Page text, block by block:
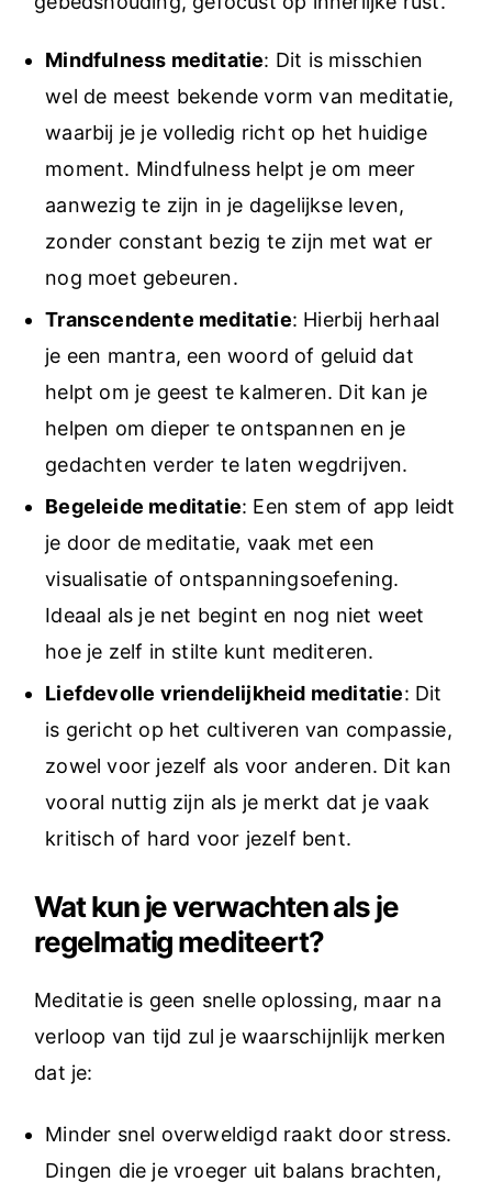
Mindfulness meditatie: Dit is misschien
wel de meest bekende vorm van meditatie,
waarbij je je volledig richt op het huidige
moment. Mindfulness helpt je om meer
aanwezig te zijn in je dagelijkse leven,
zonder constant bezig te zijn met wat er
nog moet gebeuren.
Transcendente meditatie: Hierbij herhaal
je een mantra, een woord of geluid dat
helpt om je geest te kalmeren. Dit kan je
helpen om dieper te ontspannen en je
gedachten verder te laten wegdrijven.
Begeleide meditatie: Een stem of app leidt
je door de meditatie, vaak met een
visualisatie of ontspanningsoefening.
Ideaal als je net begint en nog niet weet
hoe je zelf in stilte kunt mediteren.
Liefdevolle vriendelijkheid meditatie: Dit
is gericht op het cultiveren van compassie,
zowel voor jezelf als voor anderen. Dit kan
vooral nuttig zijn als je merkt dat je vaak
kritisch of hard voor jezelf bent.
Wat kun je verwachten als je
regelmatig mediteert?
Meditatie is geen snelle oplossing, maar na
verloop van tijd zul je waarschijnlijk merken
dat je:
Minder snel overweldigd raakt door stress.
Dingen die je vroeger uit balans brachten,